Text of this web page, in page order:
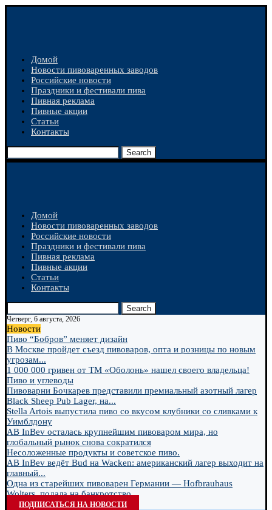
Домой
Новости пивоваренных заводов
Российские новости
Праздники и фестивали пива
Пивная реклама
Пивные акции
Статьи
Контакты
Search
Домой
Новости пивоваренных заводов
Российские новости
Праздники и фестивали пива
Пивная реклама
Пивные акции
Статьи
Контакты
Search
Четверг, 6 августа, 2026
Новости
Пиво “Бобров” меняет дизайн
В Москве пройдет съезд пивоваров, опта и розницы по новым
угрозам...
1 000 000 гривен от ТМ «Оболонь» нашел своего владельца!
Пиво и углеводы
Пивоварни Бочкарев представили премиальный азотный лагер
Black Sheep Pub Lager, на...
Stella Artois выпустила пиво со вкусом клубники со сливками к
Уимблдону
AB InBev осталась крупнейшим пивоваром мира, но
глобальный рынок снова сократился
Несоложенные продукты и советское пиво.
AB InBev ведёт Bud на Wacken: американский лагер выходит на
главный...
Одна из старейших пивоварен Германии — Hofbrauhaus
Wolters, подала на банкротство
ПОДПИСАТЬСЯ НА НОВОСТИ